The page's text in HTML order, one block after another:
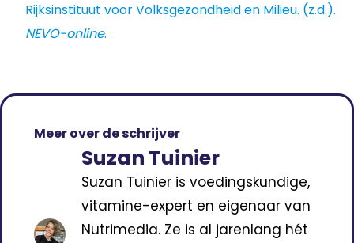
Rijksinstituut voor Volksgezondheid en Milieu. (z.d.).
NEVO-online.
Meer over de schrijver
Suzan Tuinier
Suzan Tuinier is voedingskundige,
vitamine-expert en eigenaar van
Nutrimedia. Ze is al jarenlang hét